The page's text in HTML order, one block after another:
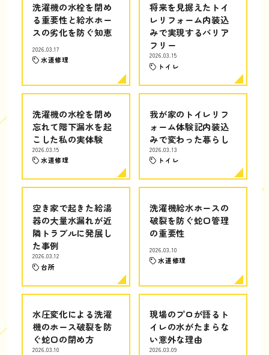
洗濯機の水栓を閉め
る重要性と給水ホー
スの劣化を防ぐ知恵
2026.03.17
水道修理
将来を見据えたトイ
レリフォーム内装込
みで実現するバリア
フリー
2026.03.15
トイレ
洗濯機の水栓を閉め
忘れて階下漏水を起
こした私の実体験
2026.03.15
水道修理
我が家のトイレリフ
ォーム体験記内装込
みで変わった暮らし
2026.03.13
トイレ
空き家で起きた給湯
器の大量水漏れが近
隣トラブルに発展し
た事例
2026.03.12
台所
洗濯機給水ホースの
破裂を防ぐ蛇口管理
の重要性
2026.03.10
水道修理
水圧変化による洗濯
機のホース破裂を防
ぐ蛇口の閉め方
2026.03.10
現場のプロが語るト
イレの水がたまらな
い意外な理由
2026.03.09